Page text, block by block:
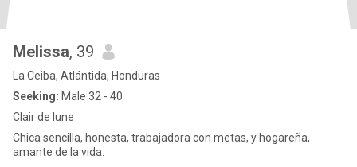
Melissa, 39
La Ceiba, Atlántida, Honduras
Seeking: Male 32 - 40
Clair de lune
Chica sencilla, honesta, trabajadora con metas, y hogareña,
amante de la vida.